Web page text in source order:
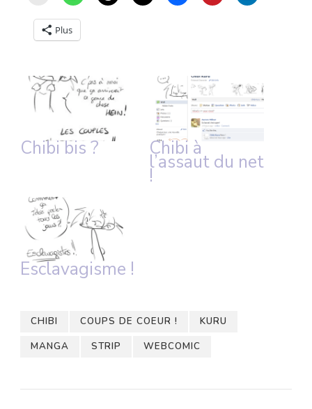
Plus
Chibi bis ? Chibi à
l’assaut du net
!
Esclavagisme !
CHIBI COUPS DE COEUR !
KURU
MANGA
STRIP WEBCOMIC